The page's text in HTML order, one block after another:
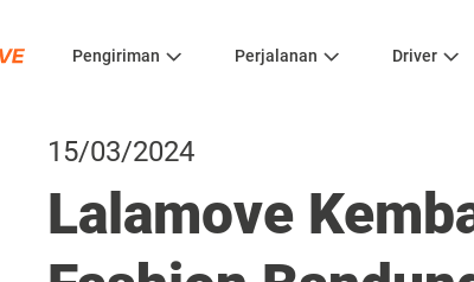
Pengiriman Perjalanan Driver
15/03/2024
Lalamove